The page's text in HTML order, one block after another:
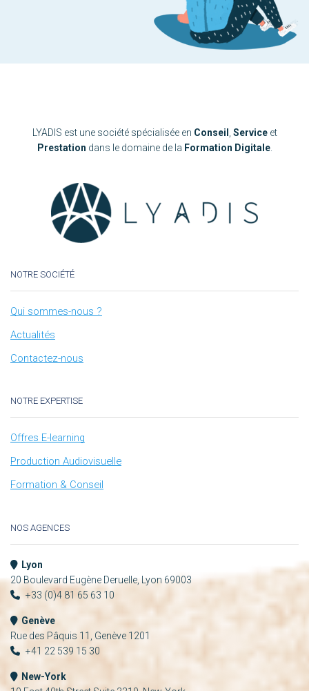
LYADIS est une société spécialisée en Conseil Serviceet
Prestation dans le domaine de la Formation Digitale.
NOTRE SOCIÉTÉ
Qui sommes-nous ?
Actualités
Contactez-nous
NOTRE EXPERTISE
Offres E-learning
Production Audiovisuelle
Formation & Conseil
NOS AGENCES
Lyon
20 Boulevard Eugène Deruelle, Lyon 69003
+33 (0)4 81 65 63 10
Genève
Rue des Pâquis 11, Genève 1201
+41 22 539 15 30
New-York